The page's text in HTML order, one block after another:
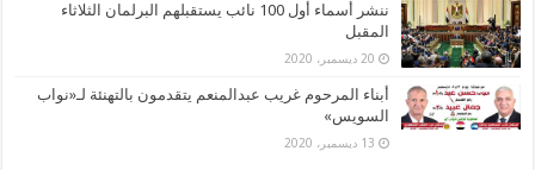
ننشر أسماء أول 100 نائب يستقبلهم البرلمان الثلاثاء
المقبل
20 ديسمبر، 2020
أبناء المرحوم غريب عبدالمنعم يتقدمون بالتهنئة لـ«نواب
السويس»
13 ديسمبر، 2020